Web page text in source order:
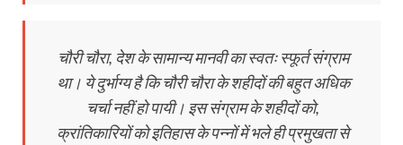
चौरी चौरा, देश के सामान्य मानवी का स्वतः स्फूर्त संग्राम
था। ये दुर्भाग्य है कि चौरी चौरा के शहीदों की बहुत अधिक
चर्चा नहीं हो पायी। इस संग्राम के शहीदों को,
क्रांतिकारियों को इतिहास के पन्नों में भले ही प्रमुखता से